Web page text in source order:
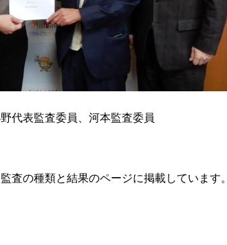
代表監査委員、河本監査委員
査の種類と結果のページに掲載しています。